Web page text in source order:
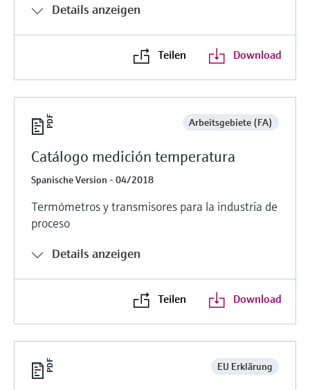
Details anzeigen
Teilen Download
Arbeitsgebiete (FA)
Catálogo medición temperatura
Spanische Version - 04/2018
Termómetros y transmisores para la industria de
proceso
Details anzeigen
Teilen Download
EU Erklärung